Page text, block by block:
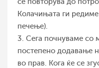
Колачињата ги редиме
печење).
3. Сега почнуваме со
постепено додавање
во прав. Кога ќе се